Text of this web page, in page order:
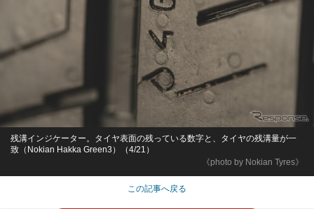
《photo by Nokian Tyres》
残溝インジケーター。タイヤ表面の残っている数字と、タイヤの残溝量が一
致（Nokian Hakka Green3）（4/21）
この記事へ戻る